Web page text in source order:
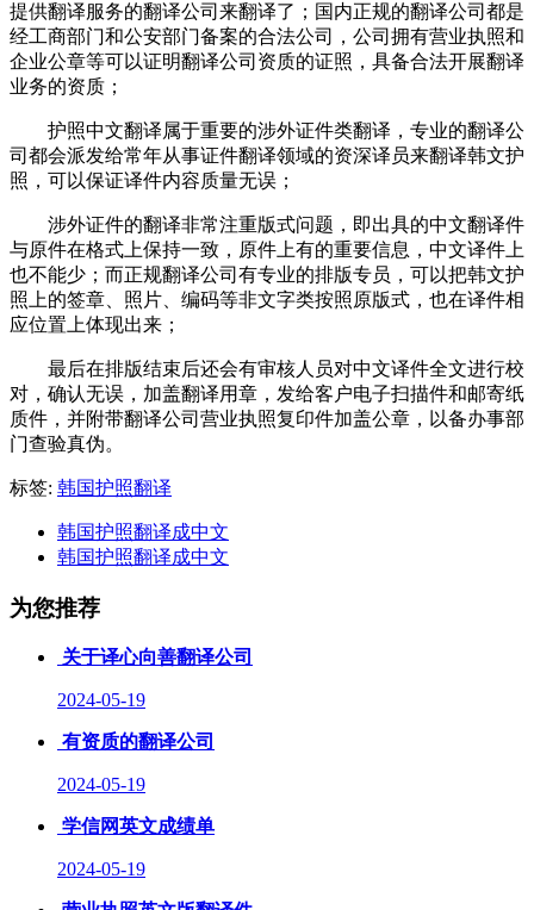
提供翻译服务的翻译公司来翻译了；国内正规的翻译公司都是
经工商部门和公安部门备案的合法公司，公司拥有营业执照和
企业公章等可以证明翻译公司资质的证照，具备合法开展翻译
业务的资质；
护照中文翻译属于重要的涉外证件类翻译，专业的翻译公
司都会派发给常年从事证件翻译领域的资深译员来翻译韩文护
照，可以保证译件内容质量无误；
涉外证件的翻译非常注重版式问题，即出具的中文翻译件
与原件在格式上保持一致，原件上有的重要信息，中文译件上
也不能少；而正规翻译公司有专业的排版专员，可以把韩文护
照上的签章、照片、编码等非文字类按照原版式，也在译件相
应位置上体现出来；
最后在排版结束后还会有审核人员对中文译件全文进行校
对，确认无误，加盖翻译用章，发给客户电子扫描件和邮寄纸
质件，并附带翻译公司营业执照复印件加盖公章，以备办事部
门查验真伪。
标签: 韩国护照翻译
韩国护照翻译成中文
韩国护照翻译成中文
为您推荐
关于译心向善翻译公司
2024-05-19
有资质的翻译公司
2024-05-19
学信网英文成绩单
2024-05-19